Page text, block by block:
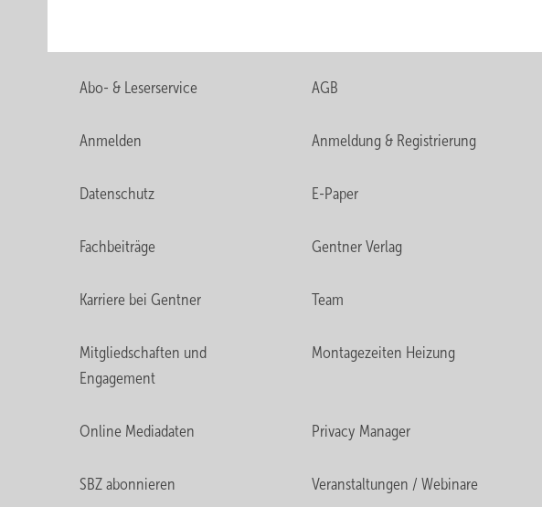
Abo- & Leserservice AGB
Anmelden Anmeldung & Registrierung
Datenschutz E-Paper
Fachbeiträge Gentner Verlag
Karriere bei Gentner Team
Mitgliedschaften und
Engagement
Montagezeiten Heizung
Online Mediadaten Privacy Manager
SBZ abonnieren Veranstaltungen / Webinare